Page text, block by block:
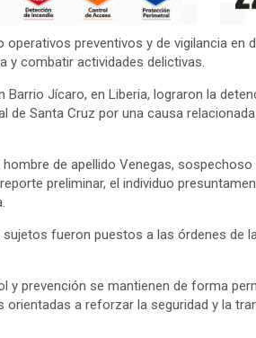
preventivos y de vigilancia en
y combatir actividades delictivas.
Jícaro, en Liberia, lograron la
de Santa Cruz por una causa
de apellido Venegas, sospechoso
preliminar, el individuo
fueron puestos a las órdenes de
y prevención se mantienen de forma
a reforzar la seguridad y la